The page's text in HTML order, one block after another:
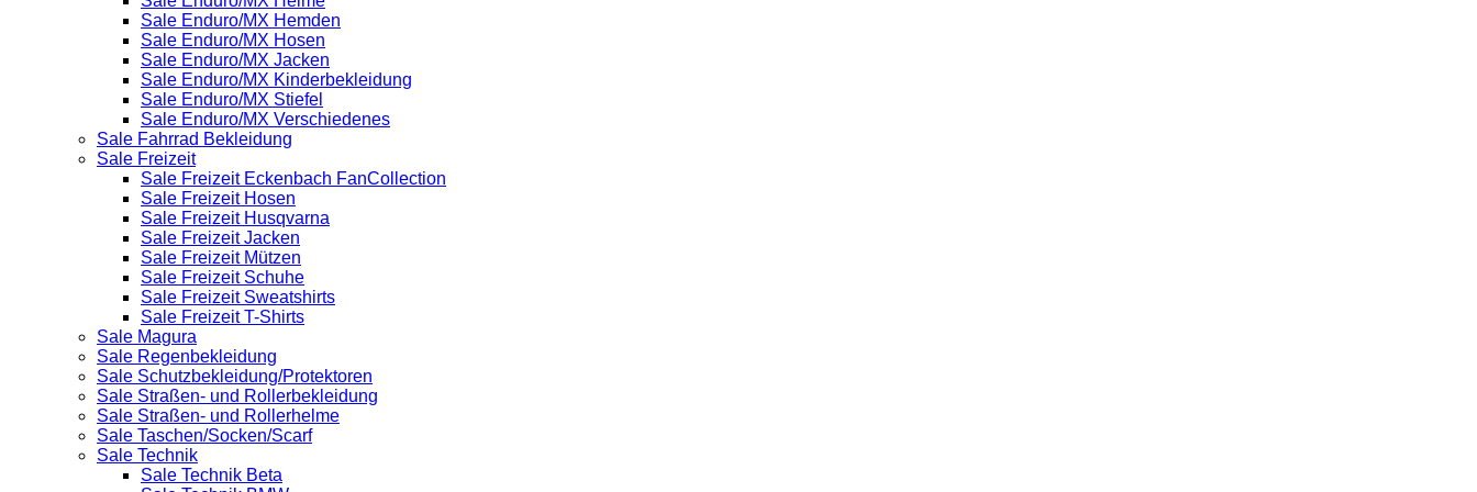
Sale Enduro/MX Hemden
Sale Enduro/MX Hosen
Sale Enduro/MX Jacken
Sale Enduro/MX Kinderbekleidung
Sale Enduro/MX Stiefel
Sale Enduro/MX Verschiedenes
Sale Fahrrad Bekleidung
Sale Freizeit
Sale Freizeit Eckenbach FanCollection
Sale Freizeit Hosen
Sale Freizeit Husqvarna
Sale Freizeit Jacken
Sale Freizeit Mützen
Sale Freizeit Schuhe
Sale Freizeit Sweatshirts
Sale Freizeit T-Shirts
Sale Magura
Sale Regenbekleidung
Sale Schutzbekleidung/Protektoren
Sale Straßen- und Rollerbekleidung
Sale Straßen- und Rollerhelme
Sale Taschen/Socken/Scarf
Sale Technik
Sale Technik Beta